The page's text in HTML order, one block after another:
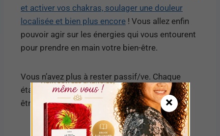
et activer vos chakras, soulager une douleur
localisée et bien plus encore ! Vous allez enfin
pouvoir agir sur les énergies qui vous entourent
pour prendre en main votre bien-être.
Vous n’avez plus à rester passif/ve. Chaque
étape du manuel vous rapprochera d’un bien-
être plus profond et durable.
Cliquez ici pour en savoir plus sur cet
×